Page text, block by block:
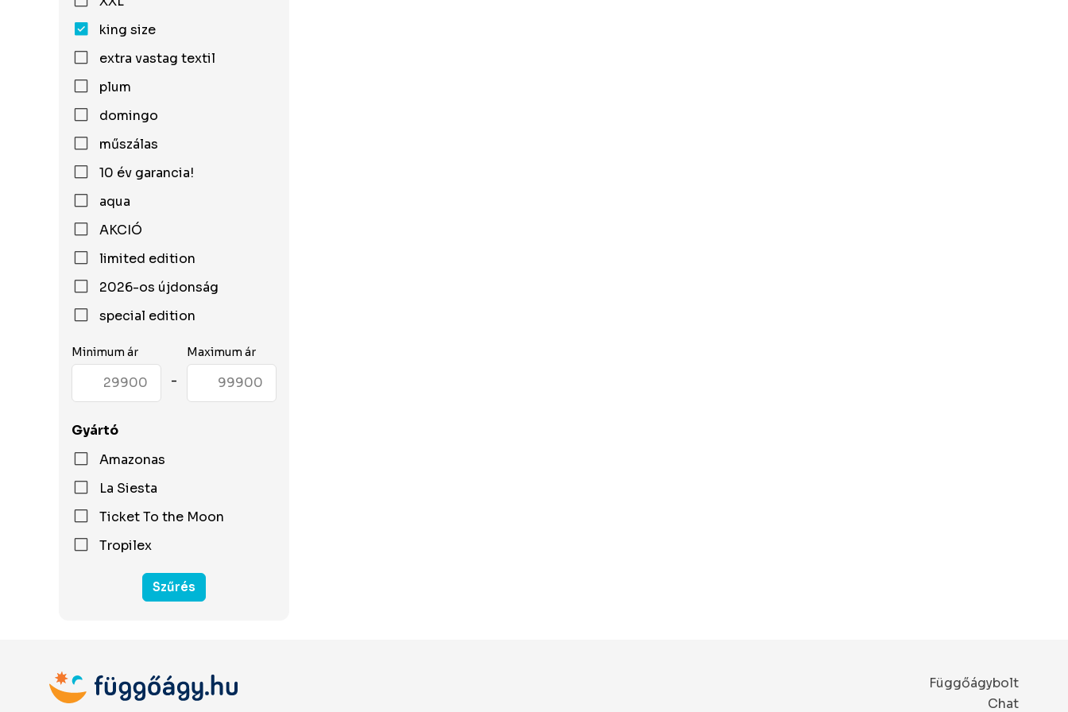
king size
extra vastag textil
plum
domingo
műszálas
10 év garancia!
aqua
AKCIÓ
limited edition
2026-os újdonság
special edition
Minimum ár
-
Maximum ár
Gyártó
Amazonas
La Siesta
Ticket To the Moon
Tropilex
Szűrés
Függőágybolt
Chat